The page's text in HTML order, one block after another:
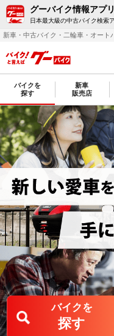
グーバイク情報アプリ
日本最大級の中古バイク検索
新車・中古バイク・二輪車・オート
バイクを
探す
新車
販売店
バイクを
探す